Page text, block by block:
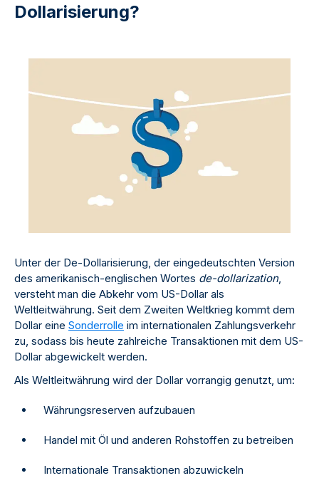
Dollarisierung?
Unter der De-Dollarisierung, der eingedeutschten Version
des amerikanisch-englischen Wortes de-dollarization,
versteht man die Abkehr vom US-Dollar als
Weltleitwährung. Seit dem Zweiten Weltkrieg kommt dem
Dollar eine Sonderrolle im internationalen Zahlungsverkehr
zu, sodass bis heute zahlreiche Transaktionen mit dem US-
Dollar abgewickelt werden.
Als Weltleitwährung wird der Dollar vorrangig genutzt, um:
Währungsreserven aufzubauen
Handel mit Öl und anderen Rohstoffen zu betreiben
Internationale Transaktionen abzuwickeln